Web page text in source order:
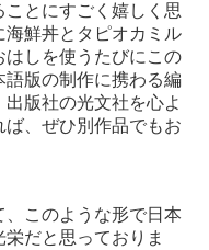
とにすごく嬉しく思
海鮮丼とタピオカミル
はしを使うたびにこの
版の制作に携わる編
版社の光文社を心よ
ば、ぜひ別作品でもお
、このような形で日本
だと思っておりま